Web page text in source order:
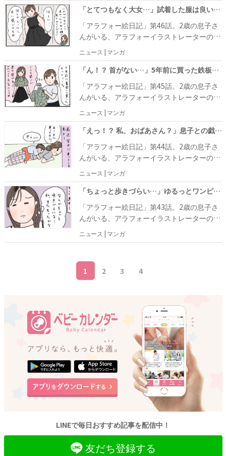
す。今回は息子さんの驚きの行動についてお
届けします。
「とてつもなく大女…」試着した服は良い感じだったけれど自分の存在感が #アラフォー絵日記 46
「アラフォー絵日記」第46話。2歳の息子さ
んがいる、アラフォーイラストレーターの村
澤綾香さん。アラフォーになり、若いころと
のギャップを実感する日常マンガを紹介しま
す。
ニュース | マンガ
「ん！？ 首がない…」5年前に買った鉄板のカットソーを着たらまさかの #アラフォー絵日記 45
「アラフォー絵日記」第45話。2歳の息子さ
んがいる、アラフォーイラストレーターの村
澤綾香さん。アラフォーになり、若いころと
のギャップを実感する日常マンガを紹介しま
す。
ニュース | マンガ
「えっ！？ 私、おばあさん？」息子との戯れを動画に撮ってもらったら #アラフォー絵日記 44
「アラフォー絵日記」第44話。2歳の息子さ
んがいる、アラフォーイラストレーターの村
澤綾香さん。アラフォーになり、若いころと
のギャップを実感する日常マンガを紹介しま
す。
ニュース | マンガ
「ちょっと歩きづらい…」ゆるっとワンピがいつの間にかボディコンに！？ #アラフォー絵日記 43
「アラフォー絵日記」第43話。2歳の息子さ
んがいる、アラフォーイラストレーターの村
澤綾香さん。アラフォーになり、若いころと
のギャップを実感する日常マンガを紹介しま
ニュース | マンガ
1 2 3 4
LINEで毎日おすすめ記事を配信中！
友だち登録する